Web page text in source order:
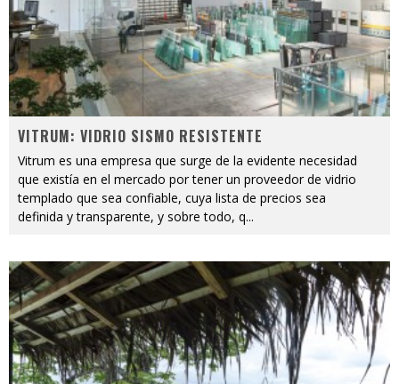
VITRUM: VIDRIO SISMO RESISTENTE
Vitrum es una empresa que surge de la evidente necesidad
que existía en el mercado por tener un proveedor de vidrio
templado que sea confiable, cuya lista de precios sea
definida y transparente, y sobre todo, q...